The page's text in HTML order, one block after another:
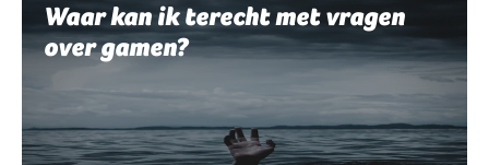
Waar kan ik terecht met vragen
over gamen?